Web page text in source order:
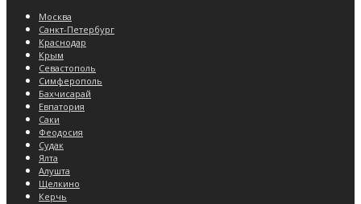
Москва
Санкт-Петербург
Краснодар
Крым
Севастополь
Симферополь
Бахчисарай
Евпатория
Саки
Феодосия
Судак
Ялта
Алушта
Щелкино
Керчь